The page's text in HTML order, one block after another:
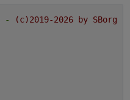
- (c)2019-2026 by SBorg